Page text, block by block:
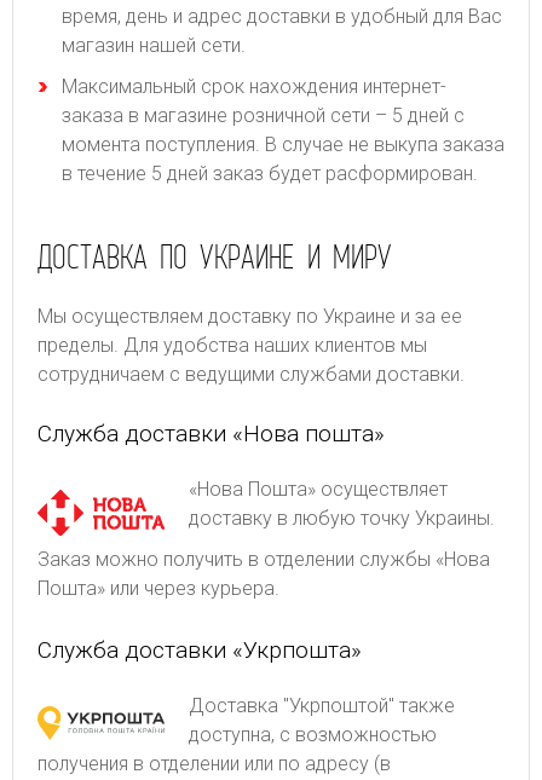
время, день и адрес доставки в удобный для Вас
магазин нашей сети.
Максимальный срок нахождения интернет-
заказа в магазине розничной сети – 5 дней с
момента поступления. В случае не выкупа заказа
в течение 5 дней заказ будет расформирован.
ДОСТАВКА ПО УКРАИНЕ И МИРУ
Мы осуществляем доставку по Украине и за ее
пределы. Для удобства наших клиентов мы
сотрудничаем с ведущими службами доставки.
Служба доставки «Нова пошта»
«Нова Пошта» осуществляет
доставку в любую точку Украины.
Заказ можно получить в отделении службы «Нова
Пошта» или через курьера.
Служба доставки «Укрпошта»
Доставка "Укрпоштой" также
доступна, с возможностью
получения в отделении или по адресу (в